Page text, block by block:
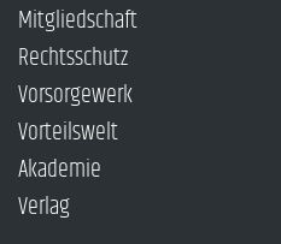
Mitgliedschaft
Rechtsschutz
Vorsorgewerk
Vorteilswelt
Akademie
Verlag